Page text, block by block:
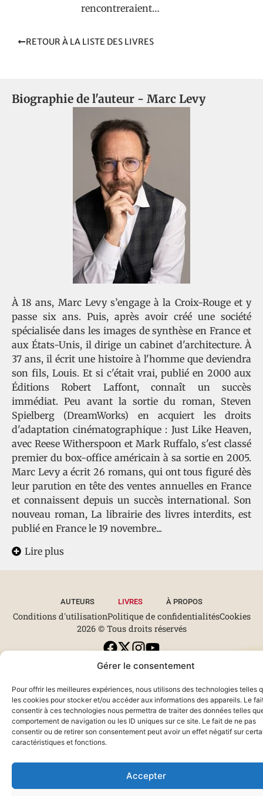
Gérer le consentement
Pour offrir les meilleures expériences, nous utilisons des technologies telles
les cookies pour stocker et/ou accéder aux informations des appareils. Le
consentir à ces technologies nous permettra de traiter des données telles
comportement de navigation ou les ID uniques sur ce site. Le fait de ne pas
consentir ou de retirer son consentement peut avoir un effet négatif sur
caractéristiques et fonctions.
Accepter
rencontreraient…
RETOUR À LA LISTE DES LIVRES
Biographie de l'auteur - Marc Levy
À 18 ans, Marc Levy s’engage à la Croix-Rouge et y
passe six ans. Puis, après avoir créé une société
spécialisée dans les images de synthèse en France et
aux États-Unis, il dirige un cabinet d'architecture. À
37 ans, il écrit une histoire à l'homme que deviendra
son fils, Louis. Et si c'était vrai, publié en 2000 aux
Éditions Robert Laffont, connaît un succès
immédiat. Peu avant la sortie du roman, Steven
Spielberg (DreamWorks) en acquiert les droits
d'adaptation cinématographique : Just Like Heaven,
avec Reese Witherspoon et Mark Ruffalo, s'est classé
premier du box-office américain à sa sortie en 2005.
Marc Levy a écrit 26 romans, qui ont tous figuré dès
leur parution en tête des ventes annuelles en France
et connaissent depuis un succès international. Son
nouveau roman, La librairie des livres interdits, est
publié en France le 19 novembre...
Lire plus
AUTEURS LIVRES À PROPOS
Conditions d'utilisationPolitique de confidentialitésCookies
2026 © Tous droits réservés